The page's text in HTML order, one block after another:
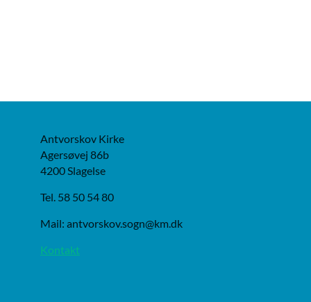
Antvorskov Kirke
Agersøvej 86b
4200 Slagelse
Tel. 58 50 54 80
Mail: antvorskov.sogn@km.dk
Kontakt